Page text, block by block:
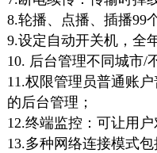
8.轮播、点播、插播99
9.设定自动开关机，全
10. 后台管理不同城市/
11.权限管理员普通账
的后台管理；
12.终端监控：可让用
13.多种网络连接模式